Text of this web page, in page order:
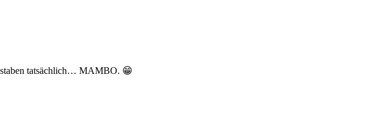
tatsächlich… MAMBO. 😁